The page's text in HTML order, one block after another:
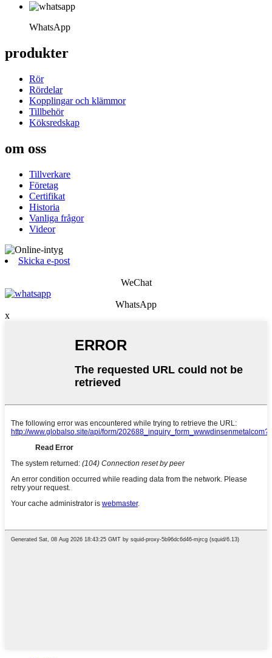
WhatsApp
produkter
Rör
Rördelar
Kopplingar och klämmor
Tillbehör
Köksredskap
om oss
Tillverkare
Företag
Certifikat
Historia
Vanliga frågor
Videor
Skicka e-post
WeChat
WhatsApp
x